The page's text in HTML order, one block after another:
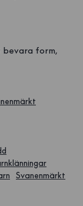
bevara form,
Svanenmärkt